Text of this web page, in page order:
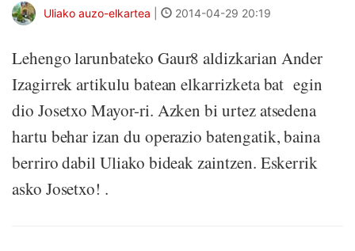
Uliako auzo-elkartea 2014-04-29 20:19
Lehengo larunbateko Gaur8 aldizkarian Ander
Izagirrek artikulu batean elkarrizketa bat egin
dio Josetxo Mayor-ri. Azken bi urtez atsedena
hartu behar izan du operazio batengatik, baina
berriro dabil Uliako bideak zaintzen. Eskerrik
asko Josetxo! .